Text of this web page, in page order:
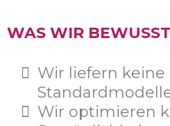
WAS WIR
Wir liefern keine
Wir optimieren